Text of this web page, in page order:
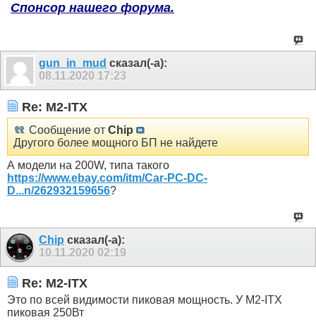
Спонсор нашего форума.
gun_in_mud сказал(-а):
08.11.2020 17:23
Re: M2-ITX
Сообщение от Chip
Другого более мощного БП не найдете
А модели на 200W, типа такого
https://www.ebay.com/itm/Car-PC-DC-
D...n/262932159656?
Chip сказал(-а):
10.11.2020 02:19
Re: M2-ITX
Это по всей видимости пиковая мощность. У M2-ITX
пиковая 250Вт